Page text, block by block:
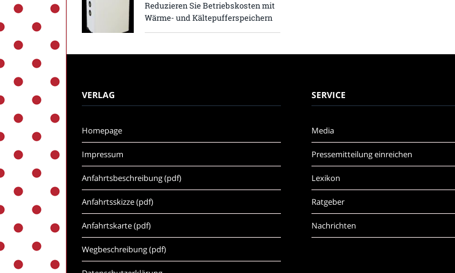
Reduzieren Sie Betriebskosten mit
Wärme- und Kältepufferspeichern
VERLAG
Homepage
Impressum
Anfahrtsbeschreibung (pdf)
Anfahrtsskizze (pdf)
Anfahrtskarte (pdf)
Wegbeschreibung (pdf)
SERVICE
Media
Pressemitteilung einreichen
Lexikon
Ratgeber
Nachrichten